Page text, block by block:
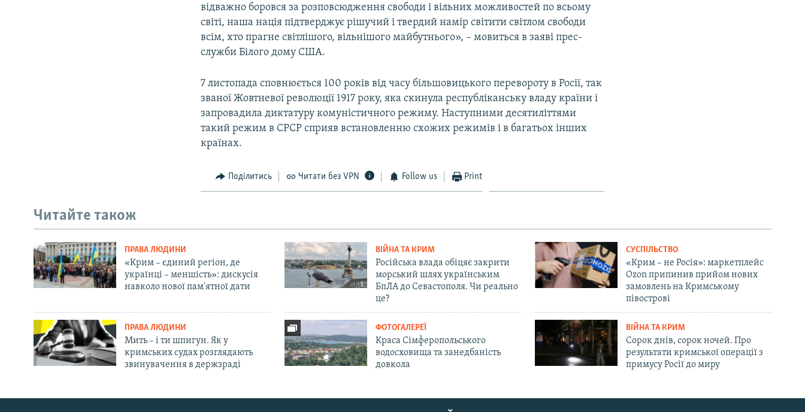
Русский
відважно боровся за розповсюдження свободи і вільних можливостей по всьому
світі, наша нація підтверджує рішучий і твердий намір світити світлом свободи
всім, хто прагне світлішого, вільнішого майбутнього», – мовиться в заяві прес-
служби Білого дому США.
7 листопада сповнюється 100 років від часу більшовицького перевороту в Росії, так
званої Жовтневої революції 1917 року, яка скинула республіканську владу країни і
запровадила диктатуру комуністичного режиму. Наступними десятиліттями
такий режим в СРСР сприяв встановленню схожих режимів і в багатьох інших
країнах.
Поділитись Читати без VPN Follow us Print
Читайте також
ПРАВА ЛЮДИНИ
«Крим – єдиний регіон, де
українці – меншість»: дискусія
навколо нової пам'ятної дати
ВІЙНА ТА КРИМ
Російська влада обіцяє закрити
морський шлях українським
БпЛА до Севастополя. Чи реально
це?
СУСПІЛЬСТВО
«Крим – не Росія»: маркетплейс
Ozon припинив прийом нових
замовлень на Кримському
півострові
ПРАВА ЛЮДИНИ
Мить – і ти шпигун. Як у
кримських судах розглядають
звинувачення в держзраді
ФОТОГАЛЕРЕЇ
Краса Сімферопольського
водосховища та занедбаність
довкола
ВІЙНА ТА КРИМ
Сорок днів, сорок ночей. Про
результати кримської операції з
примусу Росії до миру